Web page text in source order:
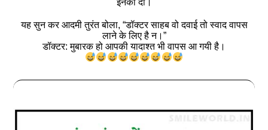
इनको दो।
यह सुन कर आदमी तुरंत बोला, “डॉक्टर साहब वो दवाई तो स्वाद वापस
लाने के लिए है न।”
डॉक्टर: मुबारक हो आपकी यादाश्त भी वापस आ गयी है।